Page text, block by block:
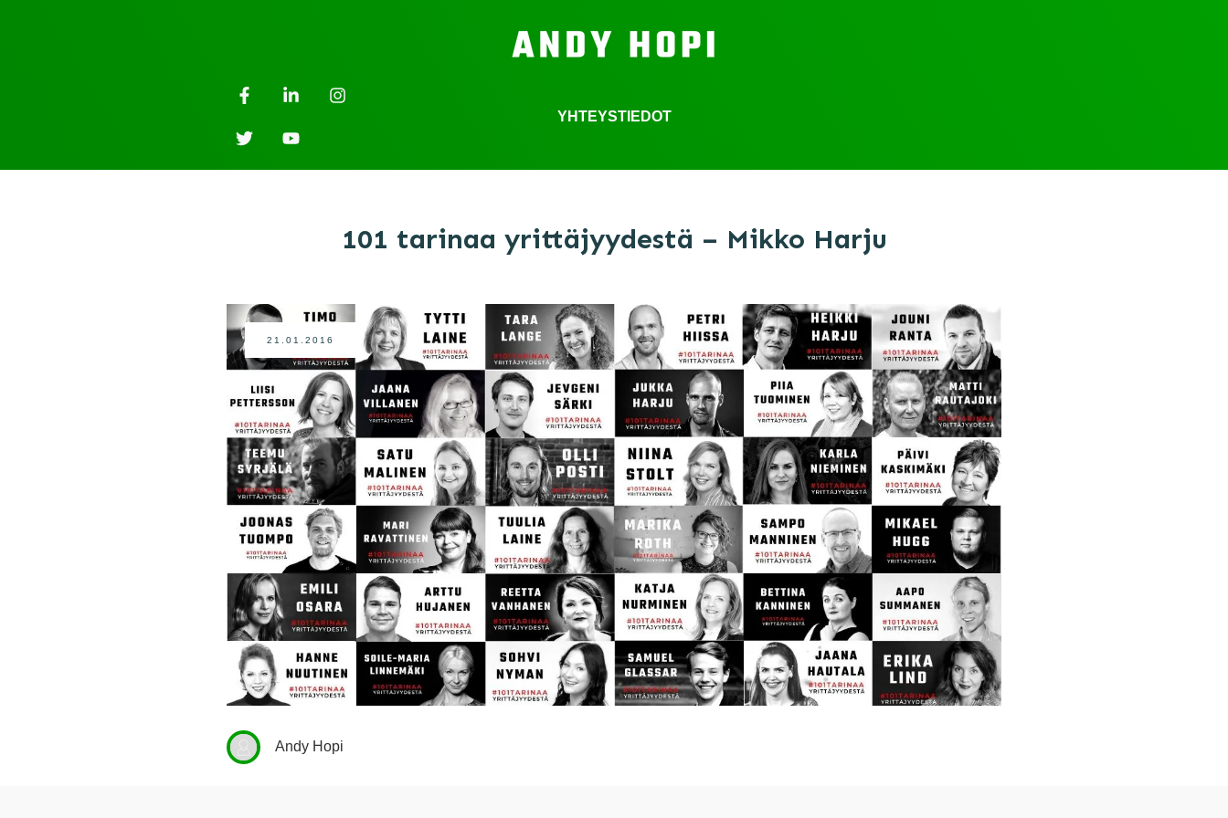
YHTEYSTIEDOT
101 tarinaa yrittäjyydestä – Mikko Harju
21.01.2016
Andy Hopi